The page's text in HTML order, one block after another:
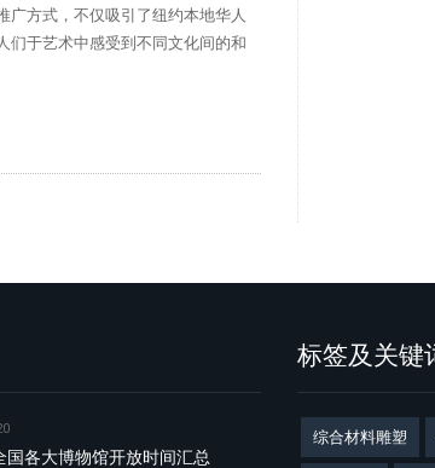
广方式，不仅吸引了纽约本地华人
们于艺术中感受到不同文化间的和
国各大博物馆开放时间汇总
标签及关键
综合材料雕塑